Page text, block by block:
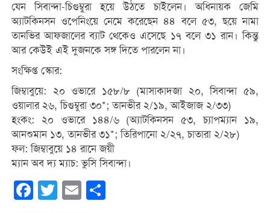
যেন সিবান্দা-চিগুম্বুরা হয়ে উঠতে চাইলেন। অধিনায়ক জেমি
অ্যাটকিনসন ওপেনিংয়ে নেমে করেছেন ৪৪ বলে ৫৩, ছয়ে নামা
তানভির আফজালের ব্যাট থেকেও এসেছে ১৭ বলে ৩১ রান। কিন্তু
আর কেউই এই দুজনকে সঙ্গ দিতে পারলেন না।
সংক্ষিপ্ত স্কোর:
জিম্বাবুয়ে: ২০ ওভারে ১৫৮/৮ (মাসাকাদজা ২০, সিবান্দা ৫৯,
ওয়ালার ২৬, চিগুম্বুরা ৩০*; তানভীর ২/১৯, আইজাজ ২/৩৩)
হংকং: ২০ ওভারে ১৪৪/৬ (অ্যাটকিনসন ৫৩, চ্যাপম্যান ১৯,
আনশুমান ১৩, তানভীর ৩১*; তিরিপানো ২/২৭, চাতারা ২/২৮)
ফল: জিম্বাবুয়ে ১৪ রানে জয়ী
ম্যান অব দ্য ম্যাচ: ভুসি সিবান্দা।
Facebook
Twitter Email